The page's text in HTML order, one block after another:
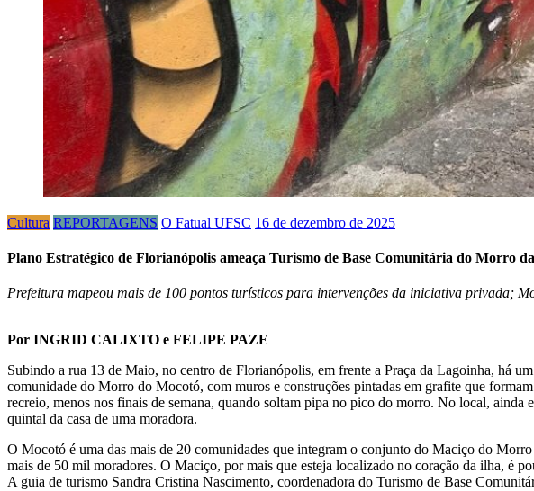
Cultura REPORTAGENS O Fatual UFSC 16 de dezembro de 2025
Plano Estratégico de Florianópolis ameaça Turismo de Base Comunitária do Morro
Prefeitura mapeou mais de 100 pontos turísticos para intervenções da iniciativa privada;
Por INGRID CALIXTO e FELIPE PAZE
Subindo a rua 13 de Maio, no centro de Florianópolis, em frente a Praça da Lagoinha, há
comunidade do Morro do Mocotó, com muros e construções pintadas em grafite que
recreio, menos nos finais de semana, quando soltam pipa no pico do morro. No local,
quintal da casa de uma moradora.
O Mocotó é uma das mais de 20 comunidades que integram o conjunto do Maciço do
mais de 50 mil moradores. O Maciço, por mais que esteja localizado no coração da ilha, é
A guia de turismo Sandra Cristina Nascimento, coordenadora do Turismo de Base